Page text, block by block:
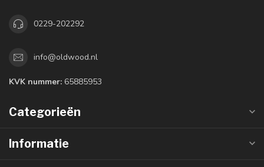
0229-202292
info@oldwood.nl
KVK nummer: 65885953
Categorieën
Informatie